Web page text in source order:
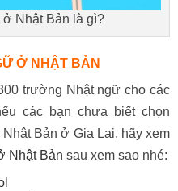
Nhật Bản là gì?
Ở NHẬT BẢN
trường Nhật ngữ cho các
các bạn chưa biết chọn
Bản ở Gia Lai, hãy xem
Nhật Bản sau xem sao nhé: